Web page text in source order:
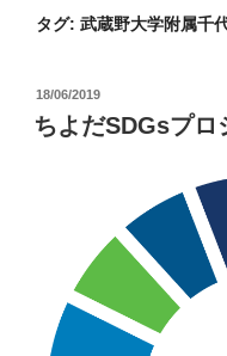
タグ: 武蔵野大学附属千
投
稿
日:
18/06/2019
ちよだSDGsプロ